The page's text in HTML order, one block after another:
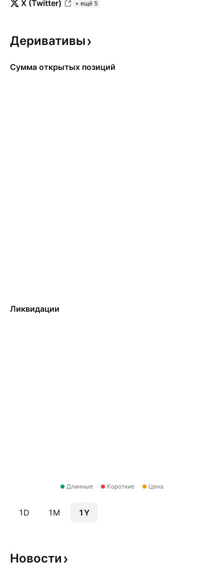
X (Twitter) + ещё 5
Деривативы
Сумма открытых позиций
Ликвидации
Длинные Короткие Цена
1D 1M 1Y
Новости